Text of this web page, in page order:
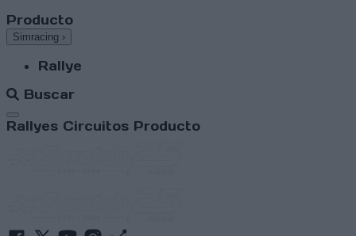
Producto
Simracing ›
Rallye
Buscar
Abrir menú
Rallyes Circuitos Producto